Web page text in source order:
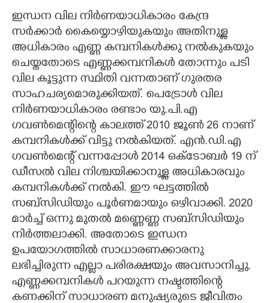
ഇന്ധന വില നിർണയാധികാരം കേന്ദ്ര
സർക്കാർ കൈയ്യൊഴിയുകയും അതിനുള്ള
അധികാരം എണ്ണ കമ്പനികൾക്കു നൽകുകയും
ചെയ്തതോടെ എണ്ണക്കമ്പനികൾ തോന്നും പടി
വില കൂട്ടുന്ന സ്ഥിതി വന്നതാണ് ഗുരതര
സാഹചര്യമൊരുക്കിയത്. പെട്രോൾ വില
നിർണയാധികാരം രണ്ടാം യു.പി.എ
ഗവൺമെന്റിന്റെ കാലത്ത് 2010 ജൂൺ 26 നാണ്
കമ്പനികൾക്ക് വിട്ടു നൽകിയത്. എൻ.ഡി.എ
ഗവൺമെന്റ് വന്നപ്പോൾ 2014 ഒക്ടോബർ 19 ന്
ഡീസൽ വില നിശ്ചയിക്കാനുള്ള അധികാരവും
കമ്പനികൾക്ക് നൽകി. ഈ ഘട്ടത്തിൽ
സബ്സിഡിയും പൂർണമായും ഒഴിവാക്കി. 2020
മാർച്ച് ഒന്നു മുതൽ മണ്ണെണ്ണ സബ്സിഡിയും
നിർത്തലാക്കി. അതോടെ ഇന്ധന
ഉപയോഗത്തിൽ സാധാരണക്കാരനു
ലഭിച്ചിരുന്ന എല്ലാ പരിരക്ഷയും അവസാനിച്ചു.
എണ്ണക്കമ്പനികൾ പറയുന്ന നഷ്ടത്തിന്റെ
കണക്കിന് സാധാരണ മനുഷ്യരുടെ ജീവിതം